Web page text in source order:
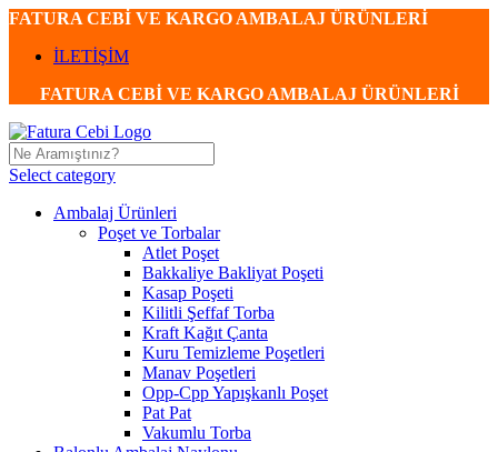
FATURA CEBİ VE KARGO AMBALAJ ÜRÜNLERİ
İLETİŞİM
FATURA CEBİ VE KARGO AMBALAJ ÜRÜNLERİ
Select category
Ambalaj Ürünleri
Poşet ve Torbalar
Atlet Poşet
Bakkaliye Bakliyat Poşeti
Kasap Poşeti
Kilitli Şeffaf Torba
Kraft Kağıt Çanta
Kuru Temizleme Poşetleri
Manav Poşetleri
Opp-Cpp Yapışkanlı Poşet
Pat Pat
Vakumlu Torba